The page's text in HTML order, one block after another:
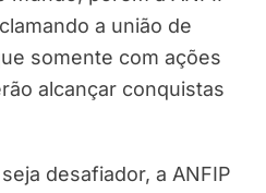
a união de
somente com ações
alcançar conquistas
desafiador, a ANFIP